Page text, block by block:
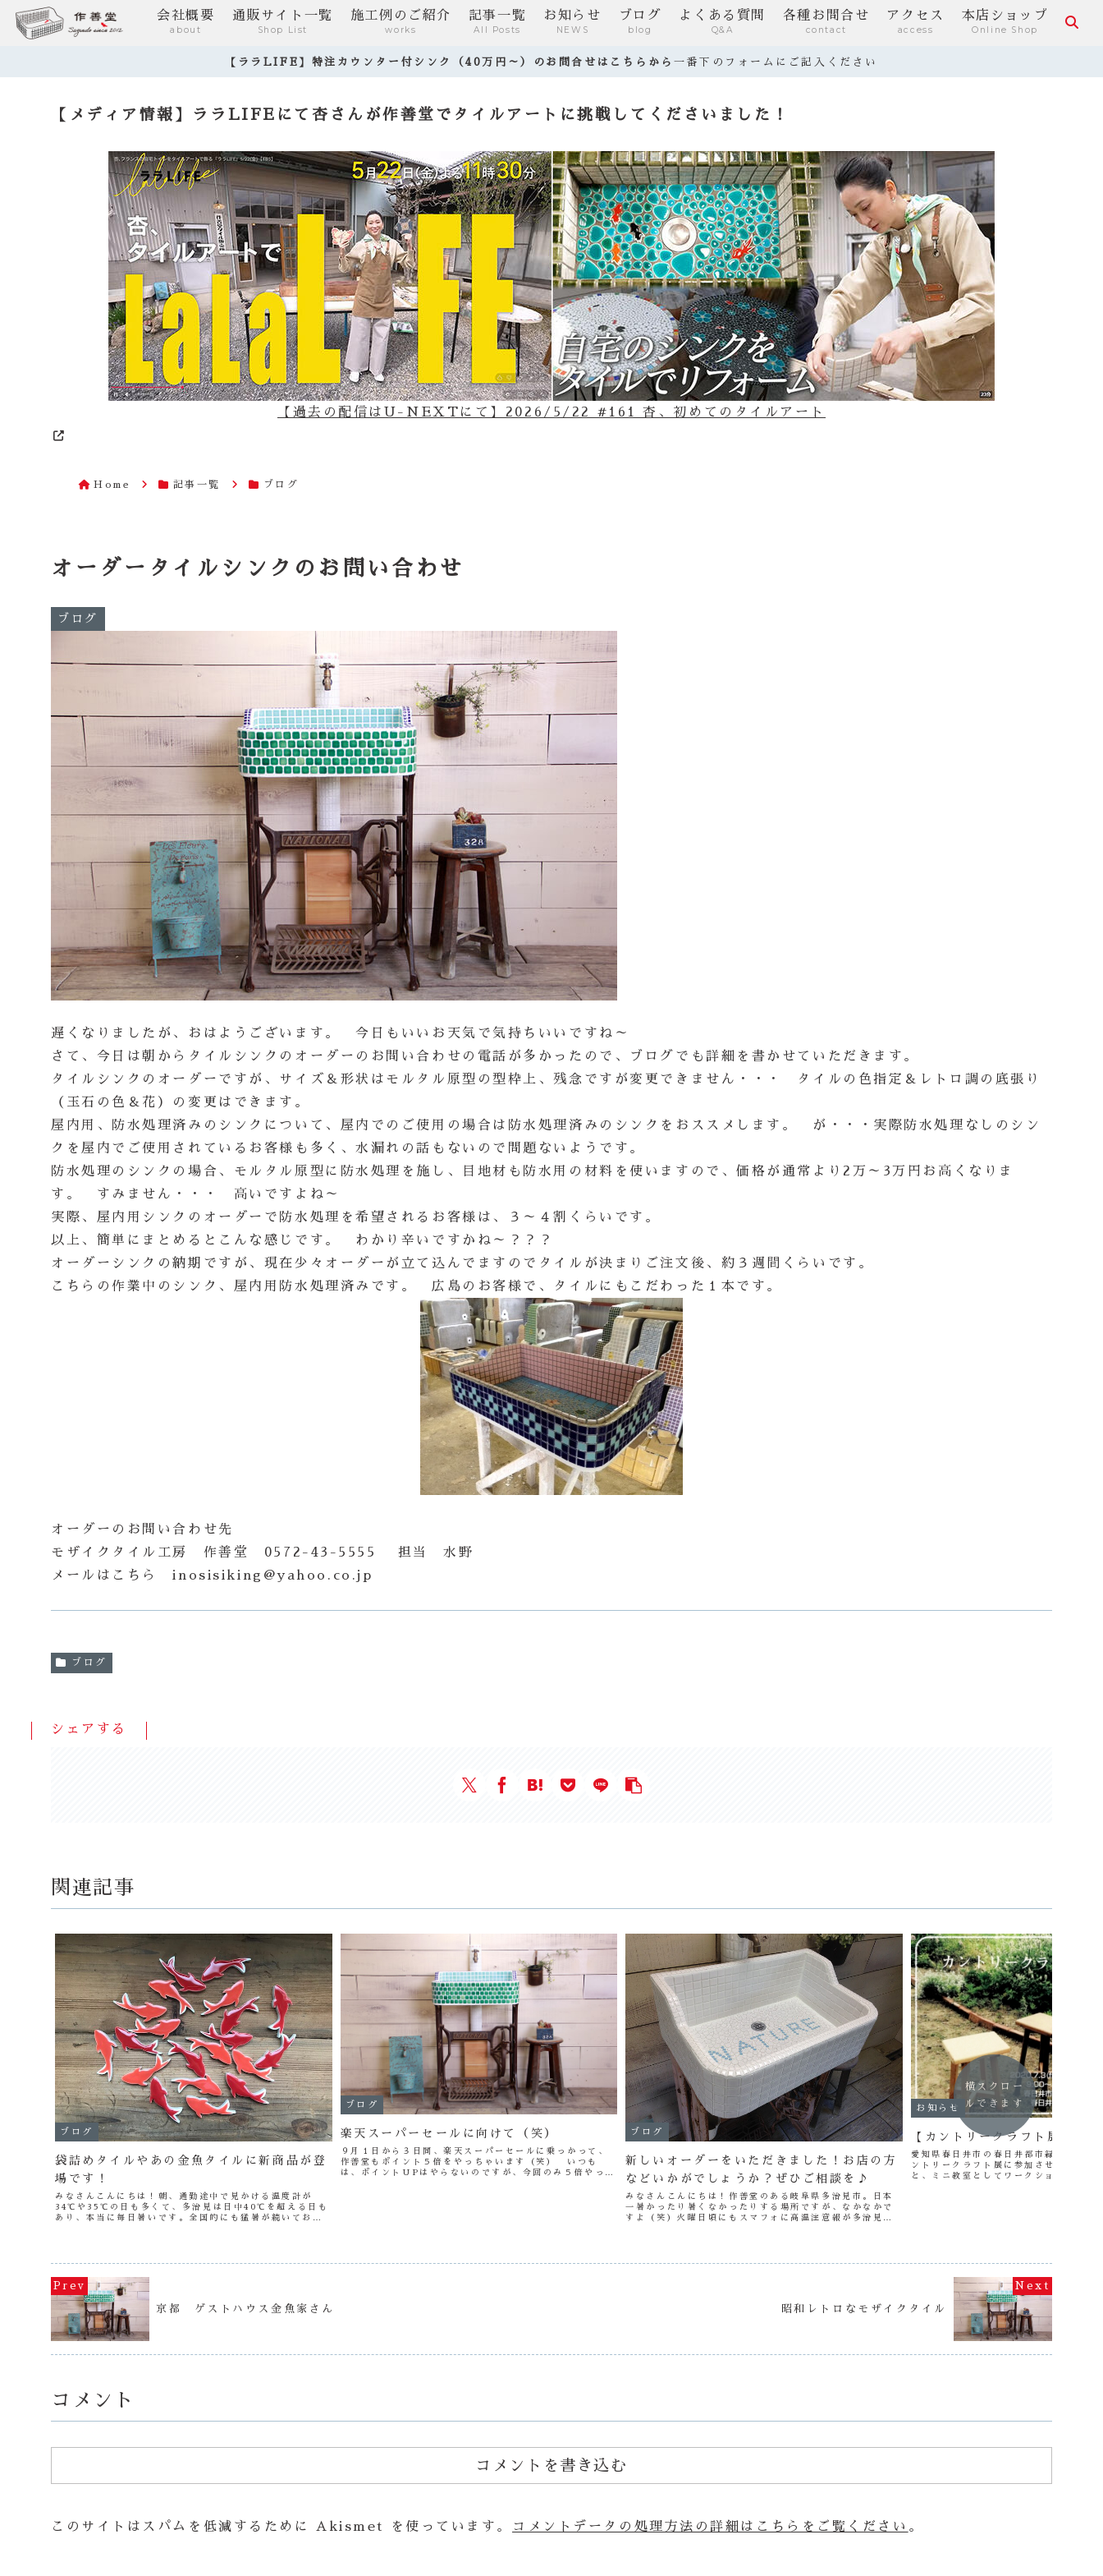
会社概要
about
通販サイト一覧
Shop List
施工例のご紹介
works
記事一覧
All Posts
お知らせ
NEWS
ブログ
blog
よくある質問
Q&A
各種お問合せ
contact
アクセス
access
本店ショップ
Online Shop
【ララLIFE】特注カウンター付シンク（40万円～）のお問合せはこちらから 一番下のフォームにご記入ください
【メディア情報】ララLIFEにて杏さんが作善堂でタイルアートに挑戦してくださいました！
【過去の配信はU-NEXTにて】2026/5/22 #161 杏、初めてのタイルアート
Home 記事一覧 ブログ
オーダータイルシンクのお問い合わせ
ブログ
遅くなりましたが、おはようございます。 今日もいいお天気で気持ちいいですね～
さて、今日は朝からタイルシンクのオーダーのお問い合わせの電話が多かったので、ブログでも詳細を書かせていただきます。
タイルシンクのオーダーですが、サイズ＆形状はモルタル原型の型枠上、残念ですが変更できません・・・ タイルの色指定＆レトロ調の底張り
（玉石の色＆花）の変更はできます。
屋内用、防水処理済みのシンクについて、屋内でのご使用の場合は防水処理済みのシンクをおススメします。 が・・・実際防水処理なしのシン
クを屋内でご使用されているお客様も多く、水漏れの話もないので問題ないようです。
防水処理のシンクの場合、モルタル原型に防水処理を施し、目地材も防水用の材料を使いますので、価格が通常より2万～3万円お高くなりま
す。 すみません・・・ 高いですよね～
実際、屋内用シンクのオーダーで防水処理を希望されるお客様は、３～４割くらいです。
以上、簡単にまとめるとこんな感じです。 わかり辛いですかね～？？？
オーダーシンクの納期ですが、現在少々オーダーが立て込んでますのでタイルが決まりご注文後、約３週間くらいです。
こちらの作業中のシンク、屋内用防水処理済みです。 広島のお客様で、タイルにもこだわった１本です。
オーダーのお問い合わせ先
モザイクタイル工房 作善堂 0572-43-5555 担当 水野
メールはこちら inosisiking@yahoo.co.jp
ブログ
シェアする
関連記事
ブログ
袋詰めタイルやあの金魚タイルに新商品が登
場です！
みなさんこんにちは！朝、通勤途中で見かける温度計が
34℃や35℃の日も多くて、多治見は日中40℃を超える日も
あり、本当に毎日暑いです。全国的にも猛暑が続いており
ブログ
楽天スーパーセールに向けて（笑）
９月１日から３日間、楽天スーパーセールに乗っかって、
作善堂もポイント５倍をやっちゃいます（笑） いつも
は、ポイントUPはやらないのですが、今回のみ５倍やっち
ブログ
新しいオーダーをいただきました！お店の方
などいかがでしょうか？ぜひご相談を♪
みなさんこんにちは！作善堂のある岐阜県多治見市。日本
一暑かったり暑くなかったりする場所ですが、なかなかで
すよ（笑）火曜日頃にもスマフォに高温注意報が多治見に
お知らせ
【カントリークラフト展出展
愛知県春日井市の春日井都市緑化植物園
ントリークラフト展に参加させていただ
と、ミニ教室としてワークショップなど
横スクロー
ルできます
京都 ゲストハウス金魚家さん 昭和レトロなモザイクタイル
コメント
コメントを書き込む
このサイトはスパムを低減するために Akismet を使っています。 コメントデータの処理方法の詳細はこちらをご覧ください 。